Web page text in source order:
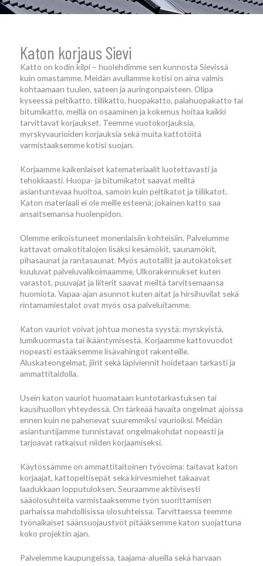
Katon korjaus Sievi
Katto on kodin kilpi – huolehdimme sen kunnosta Sievissä
kuin omastamme. Meidän avullamme kotisi on aina valmis
kohtaamaan tuulen, sateen ja auringonpaisteen. Olipa
kyseessä peltikatto, tiilikatto, huopakatto, palahuopakatto tai
bitumikatto, meillä on osaaminen ja kokemus hoitaa kaikki
tarvittavat korjaukset. Teemme vuotokorjauksia,
myrskyvaurioiden korjauksia sekä muita kattotöitä
varmistaaksemme kotisi suojan.
Korjaamme kaikenlaiset katemateriaalit luotettavasti ja
tehokkaasti. Huopa- ja bitumikatot saavat meiltä
asiantuntevaa huoltoa, samoin kuin peltikatot ja tiilikatot.
Katon materiaali ei ole meille esteenä; jokainen katto saa
ansaitsemansa huolenpidon.
Olemme erikoistuneet monenlaisiin kohteisiin. Palvelumme
kattavat omakotitalojen lisäksi kesämökit, saunamökit,
pihasaunat ja rantasaunat. Myös autotallit ja autokatokset
kuuluvat palveluvalikoimaamme. Ulkorakennukset kuten
varastot, puuvajat ja liiterit saavat meiltä tarvitsemaansa
huomiota. Vapaa-ajan asunnot kuten aitat ja hirsihuvilat sekä
rintamamiestalot ovat myös osa palveluitamme.
Katon vauriot voivat johtua monesta syystä: myrskyistä,
lumikuormasta tai ikääntymisestä. Korjaamme kattovuodot
nopeasti estääksemme lisävahingot rakenteille.
Aluskateongelmat, jiirit sekä läpiviennit hoidetaan tarkasti ja
ammattitaidolla.
Usein katon vauriot huomataan kuntotarkastuksen tai
kausihuollon yhteydessä. On tärkeää havaita ongelmat ajoissa
ennen kuin ne pahenevat suuremmiksi vaurioiksi. Meidän
asiantuntijamme tunnistavat ongelmakohdat nopeasti ja
tarjoavat ratkaisut niiden korjaamiseksi.
Käytössämme on ammattitaitoinen työvoima: taitavat katon
korjaajat, kattopeltisepät sekä kirvesmiehet takaavat
laadukkaan lopputuloksen. Seuraamme aktiivisesti
sääolosuhteita varmistaaksemme työn suorittamisen
parhaissa mahdollisissa olosuhteissa. Tarvittaessa teemme
työnaikaiset säänsuojaustyöt pitääksemme katon suojattuna
koko projektin ajan.
Palvelemme kaupungeissa, taajama-alueilla sekä harvaan